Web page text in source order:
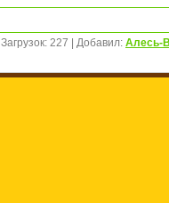
Загрузок: 227 Добавил: Алесь-